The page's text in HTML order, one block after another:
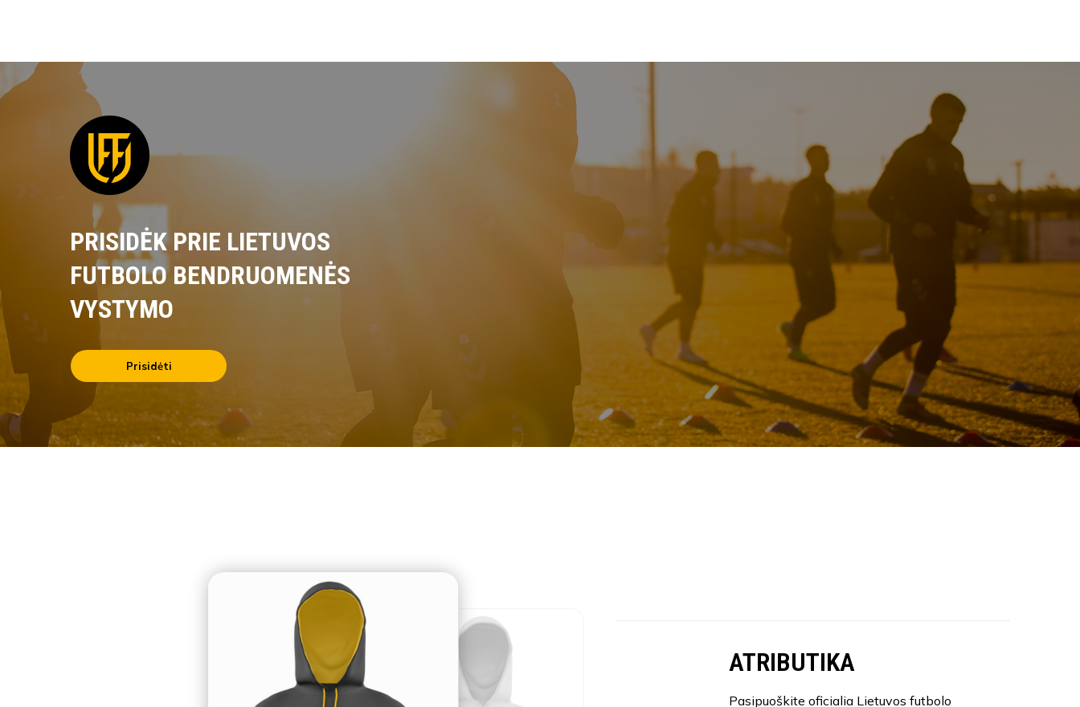
PRISIDĖK PRIE LIETUVOS
FUTBOLO BENDRUOMENĖS
VYSTYMO
Prisidėti
ATRIBUTIKA
Pasipuoškite oficialia Lietuvos futbolo